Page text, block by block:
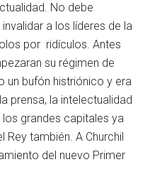
No debe
a los líderes de la
por ridículos. Antes
su régimen de
un bufón histriónico y era
prensa, la intelectualidad
grandes capitales ya
Rey también. A Churchil
del nuevo Primer